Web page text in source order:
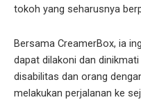
tokoh yang seharusnya
Bersama CreamerBox, ia
dapat dilakoni dan
disabilitas dan orang
melakukan perjalanan ke